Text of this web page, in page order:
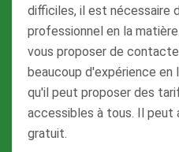
difficiles, il est nécessaire
professionnel en la
vous proposer de
beaucoup d'expérience en
qu'il peut proposer des
accessibles à tous. Il peut
gratuit.